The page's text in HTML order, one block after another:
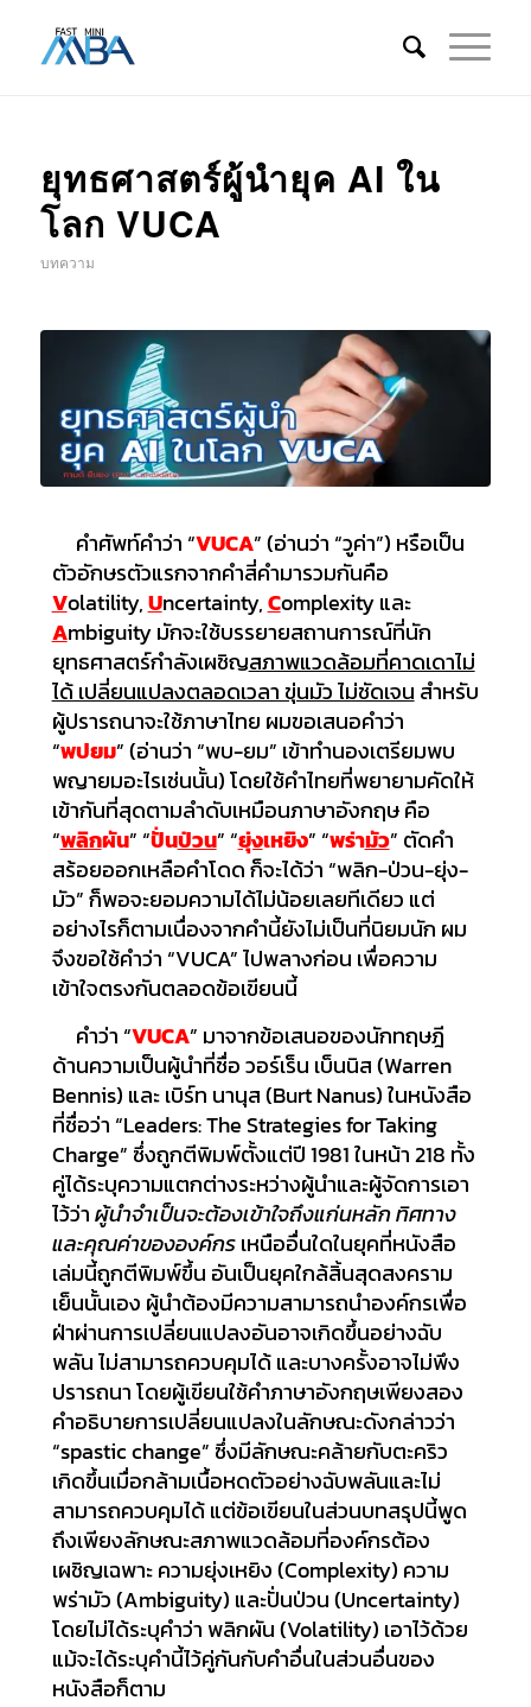
ยุทธศาสตร์ผู้นำยุค AI ใน
โลก VUCA
บทความ
คำศัพท์คำว่า “VUCA” (อ่านว่า “วูค่า”) หรือเป็น
ตัวอักษรตัวแรกจากคำสี่คำมารวมกันคือ
Volatility,Uncertainty,Complexity และ
Ambiguity มักจะใช้บรรยายสถานการณ์ที่นัก
ยุทธศาสตร์กำลังเผชิญสภาพแวดล้อมที่คาดเดาไม่
ได้ เปลี่ยนแปลงตลอดเวลา ขุ่นมัว ไม่ชัดเจน สำหรับ
ผู้ปรารถนาจะใช้ภาษาไทย ผมขอเสนอคำว่า
“พปยม” (อ่านว่า “พบ-ยม” เข้าทำนองเตรียมพบ
พญายมอะไรเช่นนั้น) โดยใช้คำไทยที่พยายามคัดให้
เข้ากันที่สุดตามลำดับเหมือนภาษาอังกฤษ คือ
“พลิกผัน” “ปั่นป่วน” “ยุ่งเหยิง” “พร่ามัว” ตัดคำ
สร้อยออกเหลือคำโดด ก็จะได้ว่า “พลิก-ป่วน-ยุ่ง-
มัว” ก็พอจะยอมความได้ไม่น้อยเลยทีเดียว แต่
อย่างไรก็ตามเนื่องจากคำนี้ยังไม่เป็นที่นิยมนัก ผม
จึงขอใช้คำว่า “VUCA” ไปพลางก่อน เพื่อความ
เข้าใจตรงกันตลอดข้อเขียนนี้
คำว่า “VUCA” มาจากข้อเสนอของนักทฤษฎี
ด้านความเป็นผู้นำที่ชื่อ วอร์เร็น เบ็นนิส (Warren
Bennis) และ เบิร์ท นานุส (Burt Nanus) ในหนังสือ
ที่ชื่อว่า “Leaders: The Strategies for Taking
Charge” ซึ่งถูกตีพิมพ์ตั้งแต่ปี 1981 ในหน้า 218 ทั้ง
คู่ได้ระบุความแตกต่างระหว่างผู้นำและผู้จัดการเอา
ไว้ว่าผู้นำจำเป็นจะต้องเข้าใจถึงแก่นหลัก ทิศทาง
และคุณค่าขององค์กรเหนืออื่นใดในยุคที่หนังสือ
เล่มนี้ถูกตีพิมพ์ขึ้น อันเป็นยุคใกล้สิ้นสุดสงคราม
เย็นนั้นเอง ผู้นำต้องมีความสามารถนำองค์กรเพื่อ
ฝ่าผ่านการเปลี่ยนแปลงอันอาจเกิดขึ้นอย่างฉับ
พลัน ไม่สามารถควบคุมได้ และบางครั้งอาจไม่พึง
ปรารถนา โดยผู้เขียนใช้คำภาษาอังกฤษเพียงสอง
คำอธิบายการเปลี่ยนแปลงในลักษณะดังกล่าวว่า
“spastic change” ซึ่งมีลักษณะคล้ายกับตะคริว
เกิดขึ้นเมื่อกล้ามเนื้อหดตัวอย่างฉับพลันและไม่
สามารถควบคุมได้ แต่ข้อเขียนในส่วนบทสรุปนี้พูด
ถึงเพียงลักษณะสภาพแวดล้อมที่องค์กรต้อง
เผชิญเฉพาะ ความยุ่งเหยิง (Complexity) ความ
พร่ามัว (Ambiguity) และปั่นป่วน (Uncertainty)
โดยไม่ได้ระบุคำว่า พลิกผัน (Volatility) เอาไว้ด้วย
แม้จะได้ระบุคำนี้ไว้คู่กันกับคำอื่นในส่วนอื่นของ
หนังสือก็ตาม